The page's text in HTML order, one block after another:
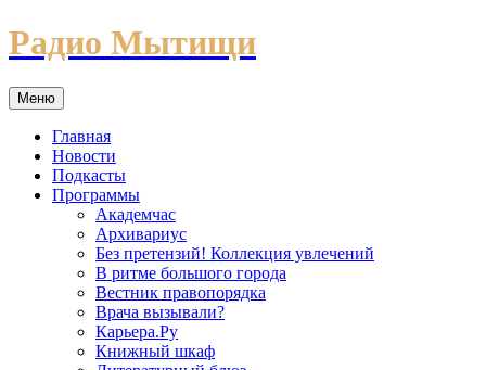
Перейти
к
Радио Мытищи
Меню
Главная
Новости
Подкасты
Программы
Академчас
Архивариус
Без претензий! Коллекция увлечений
В ритме большого города
Вестник правопорядка
Врача вызывали?
Карьера.Ру
Книжный шкаф